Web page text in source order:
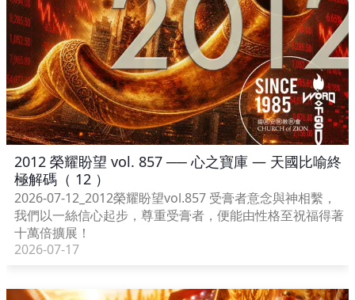
2012 榮耀盼望 vol. 857 ── 心之寶庫 — 天國比喻終
極解碼（ 12 ）
2026-07-12_2012榮耀盼望vol.857 受膏者意念與神相繫，
我們以一絲信心起步，尊重受膏者，便能由性格至祝福得著
十萬倍擴展！
2026-07-17